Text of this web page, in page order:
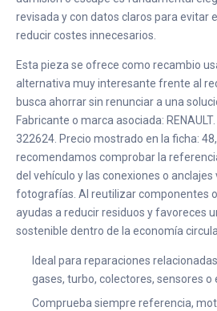
revisada y con datos claros para evitar
reducir costes innecesarios.
Esta pieza se ofrece como recambio
alternativa muy interesante frente al
busca ahorrar sin renunciar a una
Fabricante o marca asociada:
322624. Precio mostrado en la ficha:
recomendamos comprobar la
del vehículo y las conexiones o anclajes
fotografías. Al reutilizar componentes
ayudas a reducir residuos y favoreces
sostenible dentro de la economía
Ideal para reparaciones
gases, turbo, colectores, sensores o
Comprueba siempre referencia,